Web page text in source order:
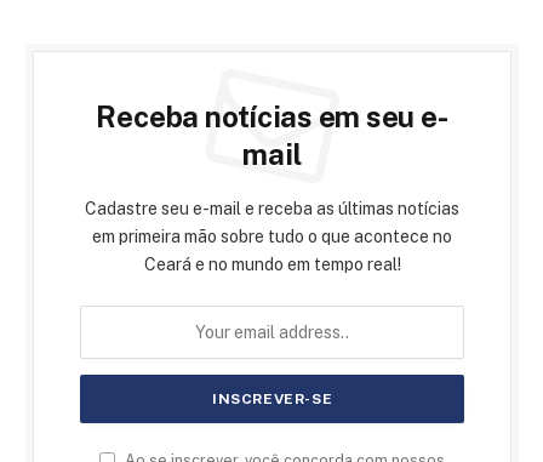
Receba notícias em seu e-
mail
Cadastre seu e-mail e receba as últimas notícias
em primeira mão sobre tudo o que acontece no
Ceará e no mundo em tempo real!